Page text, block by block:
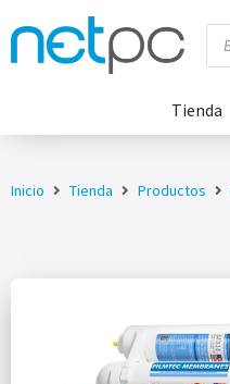
Tienda
Inicio Tienda Productos